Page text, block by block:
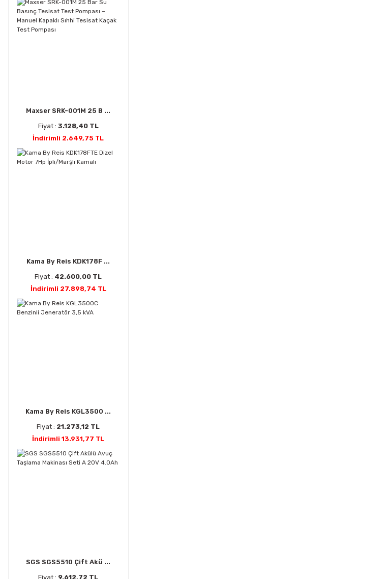
Maxser SRK-001M 25 B ...
Fiyat : 3.128,40 TL
İndirimli 2.649,75 TL
Kama By Reis KDK178F ...
Fiyat : 42.600,00 TL
İndirimli 27.898,74 TL
Kama By Reis KGL3500 ...
Fiyat : 21.273,12 TL
İndirimli 13.931,77 TL
SGS SGS5510 Çift Akü ...
Fiyat : 9.612,72 TL